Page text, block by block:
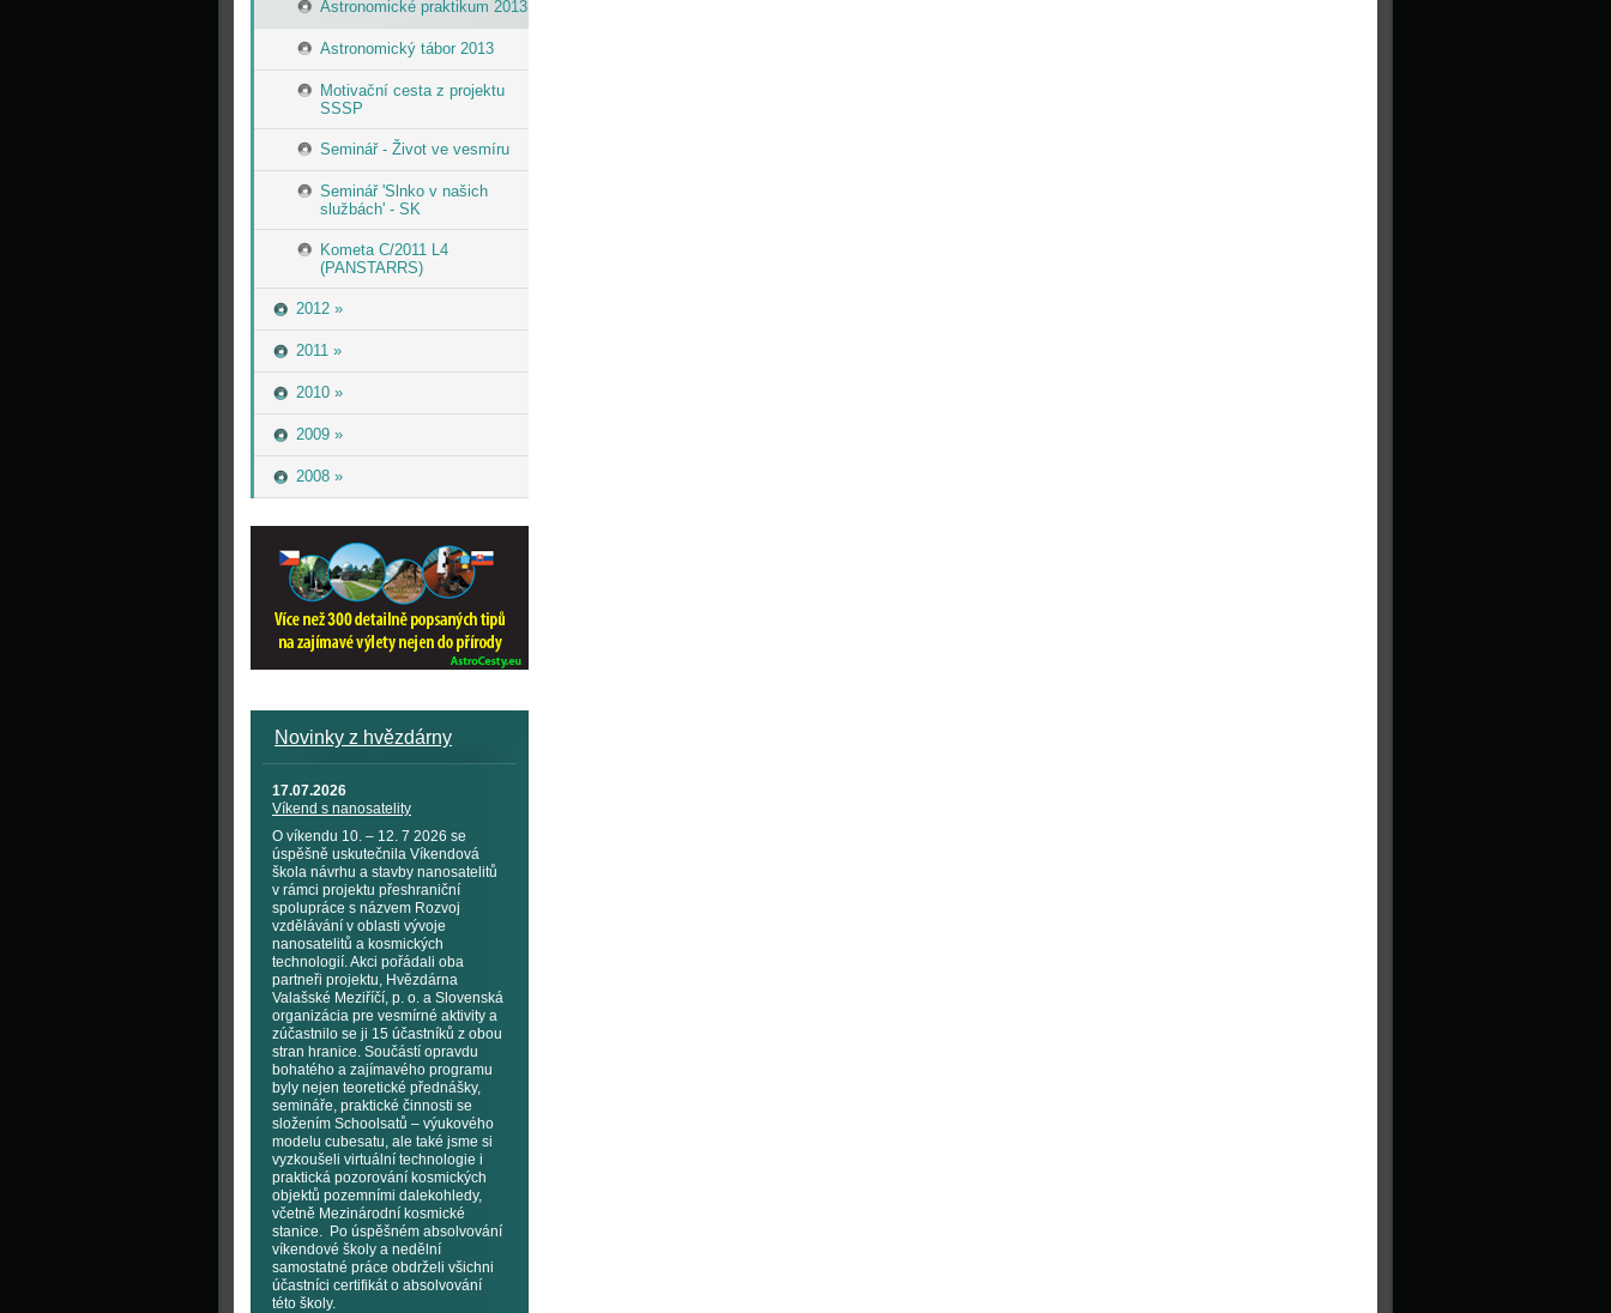
Astronomické praktikum 2013
Astronomický tábor 2013
Motivační cesta z projektu
SSSP
Seminář - Život ve vesmíru
Seminář 'Slnko v našich
službách' - SK
Kometa C/2011 L4
(PANSTARRS)
2012 »
2011 »
2010 »
2009 »
2008 »
Novinky z hvězdárny
17.07.2026
Víkend s nanosatelity
O víkendu 10. – 12. 7 2026 se
úspěšně uskutečnila Víkendová
škola návrhu a stavby nanosatelitů
v rámci projektu přeshraniční
spolupráce s názvem Rozvoj
vzdělávání v oblasti vývoje
nanosatelitů a kosmických
technologií. Akci pořádali oba
partneři projektu, Hvězdárna
Valašské Meziříčí, p. o. a Slovenská
organizácia pre vesmírné aktivity a
zúčastnilo se ji 15 účastníků z obou
stran hranice. Součástí opravdu
bohatého a zajímavého programu
byly nejen teoretické přednášky,
semináře, praktické činnosti se
složením Schoolsatů – výukového
modelu cubesatu, ale také jsme si
vyzkoušeli virtuální technologie i
praktická pozorování kosmických
objektů pozemními dalekohledy,
včetně Mezinárodní kosmické
stanice. Po úspěšném absolvování
víkendové školy a nedělní
samostatné práce obdrželi všichni
účastníci certifikát o absolvování
této školy.